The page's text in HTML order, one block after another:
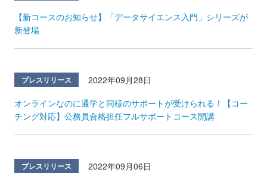
【新コースのお知らせ】「データサイエンス入門」シリーズが
新登場
プレスリリース
2022年09月28日
オンラインなのに通学と同様のサポートが受けられる！【コー
チング対応】公務員合格担任フルサポートコース開講
プレスリリース
2022年09月06日